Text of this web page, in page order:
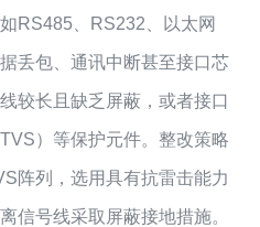
RS485、RS232、以太网
丢包、通讯中断甚至接口芯
较长且缺乏屏蔽，或者接口
）等保护元件。整改策略
阵列，选用具有抗雷击能力
信号线采取屏蔽接地措施。